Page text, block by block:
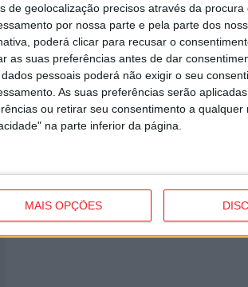
de geolocalização precisos através da
por nossa parte e pela parte dos
poderá clicar para recusar o
as suas preferências antes de dar
pessoais poderá não exigir o seu
As suas preferências serão
ou retirar seu consentimento a
na parte inferior da página.
MAIS OPÇÕES
Viseu garante avançado
suspeitos por furto de cobre